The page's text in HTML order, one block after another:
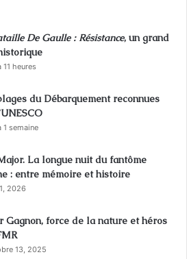
De Gaulle : Résistance, un grand
11 heures
du Débarquement reconnues
1 semaine
La longue nuit du fantôme
: entre mémoire et histoire
2026
Gagnon, force de la nature et héros
13, 2025